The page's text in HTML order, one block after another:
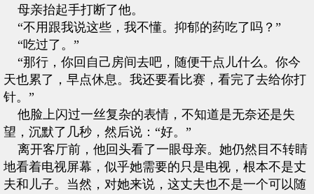
母亲抬起手打断了他。
“不用跟我说这些，我不懂。抑郁的药吃了吗？”
“吃过了。”
“那行，你回自己房间去吧，随便干点儿什么。你今
天也累了，早点休息。我还要看比赛，看完了去给你打
针。”
他脸上闪过一丝复杂的表情，不知道是无奈还是失
望，沉默了几秒，然后说：“好。”
离开客厅前，他回头看了一眼母亲。她仍然目不转睛
地看着电视屏幕，似乎她需要的只是电视，根本不是丈
夫和儿子。当然，对她来说，这丈夫也不是一个可以随